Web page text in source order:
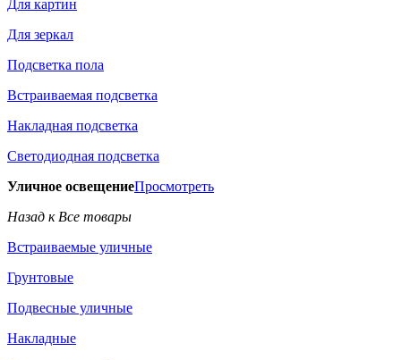
Для картин
Для зеркал
Подсветка пола
Встраиваемая подсветка
Накладная подсветка
Светодиодная подсветка
Уличное освещениеПросмотреть
Назад к Все товары
Встраиваемые уличные
Грунтовые
Подвесные уличные
Накладные